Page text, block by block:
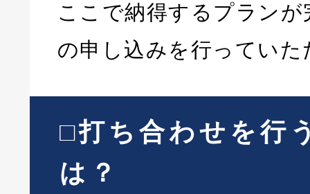
ここで納得するプラン
の申し込みを行っていた
□打ち合わせを行
は？